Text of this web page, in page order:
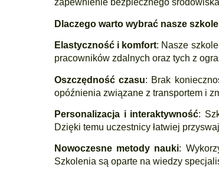
zapewnienie bezpiecznego
Dlaczego warto wybrać nasze
Elastyczność i komfort: Nasze
pracowników zdalnych oraz tych z
Oszczędność czasu: Brak
opóźnienia związane z transportem i
Personalizacja i interaktywność:
Dzięki temu uczestnicy łatwiej
Nowoczesne metody nauki:
Szkolenia są oparte na wiedzy